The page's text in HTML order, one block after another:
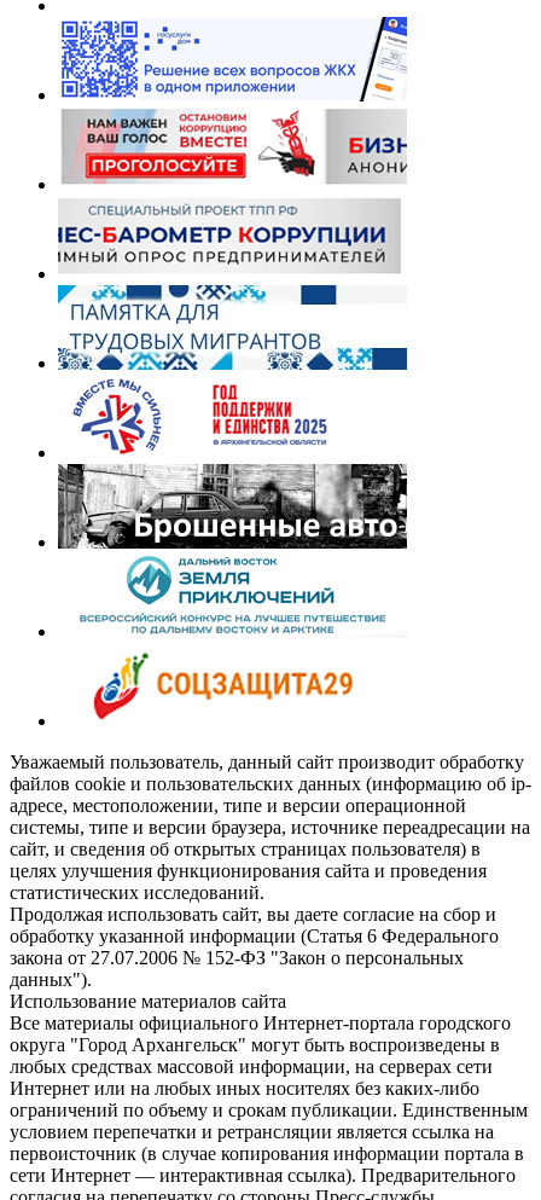
Уважаемый пользователь, данный сайт производит обработку
файлов cookie и пользовательских данных (информацию об ip-
адресе, местоположении, типе и версии операционной
системы, типе и версии браузера, источнике переадресации на
сайт, и сведения об открытых страницах пользователя) в
целях улучшения функционирования сайта и проведения
статистических исследований.
Продолжая использовать сайт, вы даете согласие на сбор и
обработку указанной информации (Статья 6 Федерального
закона от 27.07.2006 № 152-ФЗ "Закон о персональных
данных").
Использование материалов сайта
Все материалы официального Интернет-портала городского
округа "Город Архангельск" могут быть воспроизведены в
любых средствах массовой информации, на серверах сети
Интернет или на любых иных носителях без каких-либо
ограничений по объему и срокам публикации. Единственным
условием перепечатки и ретрансляции является ссылка на
первоисточник (в случае копирования информации портала в
сети Интернет — интерактивная ссылка). Предварительного